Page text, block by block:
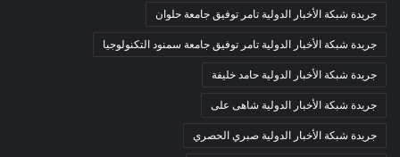
جريدة شبكة الأخبار الدولية تامر توفيق جامعة حلوان
جريدة شبكة الأخبار الدولية تامر توفيق جامعة سمنود التكنولوجيا
جريدة شبكة الأخبار الدولية حامد خليفة
جريدة شبكة الأخبار الدولية شاهى على
جريدة شبكة الأخبار الدولية صبري الحصري